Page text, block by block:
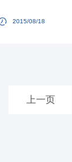
2015/08/18
上一页